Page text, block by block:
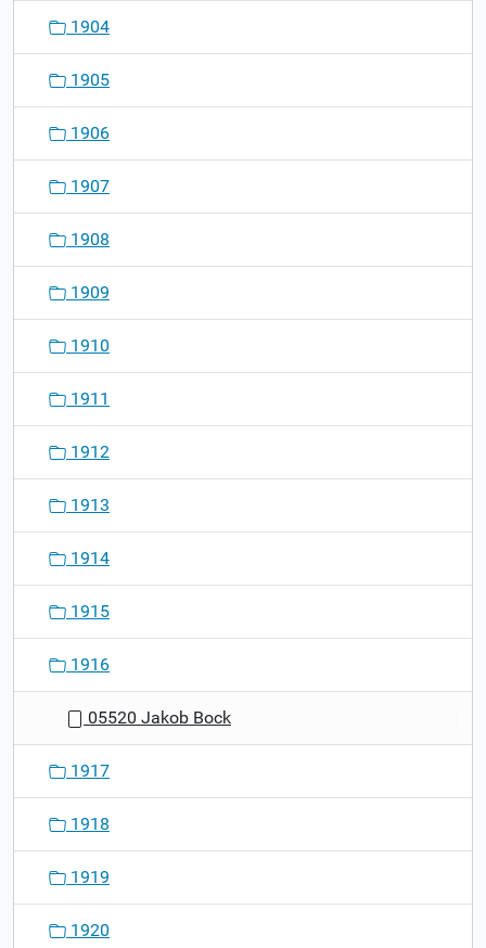
1904
1905
1906
1907
1908
1909
1910
1911
1912
1913
1914
1915
1916
05520 Jakob Bock
1917
1918
1919
1920